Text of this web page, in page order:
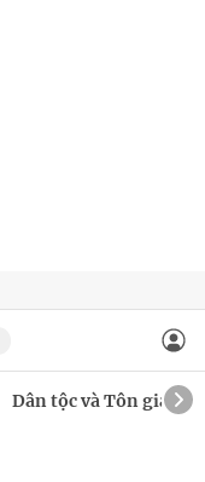
Dân tộc và Tôn giáo